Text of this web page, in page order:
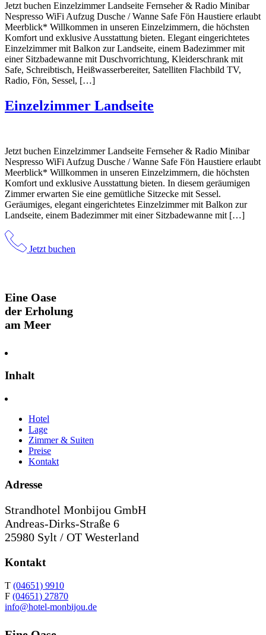
Jetzt buchen Einzelzimmer Landseite Fernseher & Radio Minibar
Nespresso WiFi Aufzug Dusche / Wanne Safe Fön Haustiere erlaubt
Meerblick* Willkommen in unseren Einzelzimmern, die höchsten
Komfort und exklusive Ausstattung bieten. Elegant eingerichtetes
Einzelzimmer mit Balkon zur Landseite, einem Badezimmer mit
einer Sitzbadewanne mit Duschvorrichtung, Kleiderschrank mit
Safe, Schreibtisch, Heißwasserbereiter, Satelliten Flachbild TV,
Radio, Fön, Sessel, […]
Einzelzimmer Landseite
Jetzt buchen Einzelzimmer Landseite Fernseher & Radio Minibar
Nespresso WiFi Aufzug Dusche / Wanne Safe Fön Haustiere erlaubt
Meerblick* Willkommen in unseren Einzelzimmern, die höchsten
Komfort und exklusive Ausstattung bieten. In diesem geräumigen
Zimmer erwarten Sie eine gemütliche Sitzecke mit Sessel.
Geräumiges, elegant eingerichtetes Einzelzimmer mit Balkon zur
Landseite, einem Badezimmer mit einer Sitzbadewanne mit […]
Jetzt buchen
Eine Oase
der Erholung
am Meer
Inhalt
Hotel
Lage
Zimmer & Suiten
Preise
Kontakt
Adresse
Strandhotel Monbijou GmbH
Andreas-Dirks-Straße 6
25980 Sylt / OT Westerland
Kontakt
T (04651) 9910
F (04651) 27870
info@hotel-monbijou.de